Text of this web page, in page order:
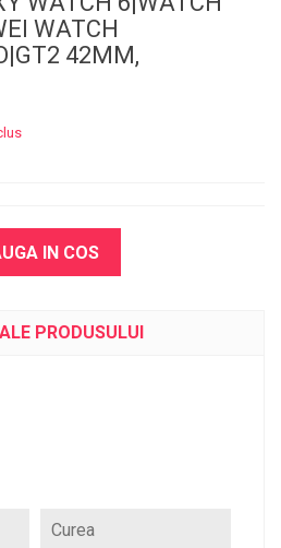
WATCH
42MM,
IN COS
PRODUSULUI
Curea